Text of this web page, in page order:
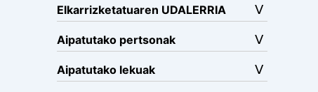
Elkarrizketatuaren UDALERRIA
Aipatutako pertsonak
Aipatutako lekuak